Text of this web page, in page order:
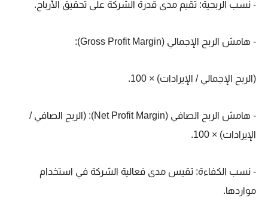
- نسب الربحية: تقيم مدى قدرة الشركة على تحقيق الأرباح.
- هامش الربح الإجمالي (Gross Profit Margin):
(الربح الإجمالي / الإيرادات) × 100.
- هامش الربح الصافي (Net Profit Margin): (الربح الصافي /
الإيرادات) × 100.
- نسب الكفاءة: تقيس مدى فعالية الشركة في استخدام
مواردها.